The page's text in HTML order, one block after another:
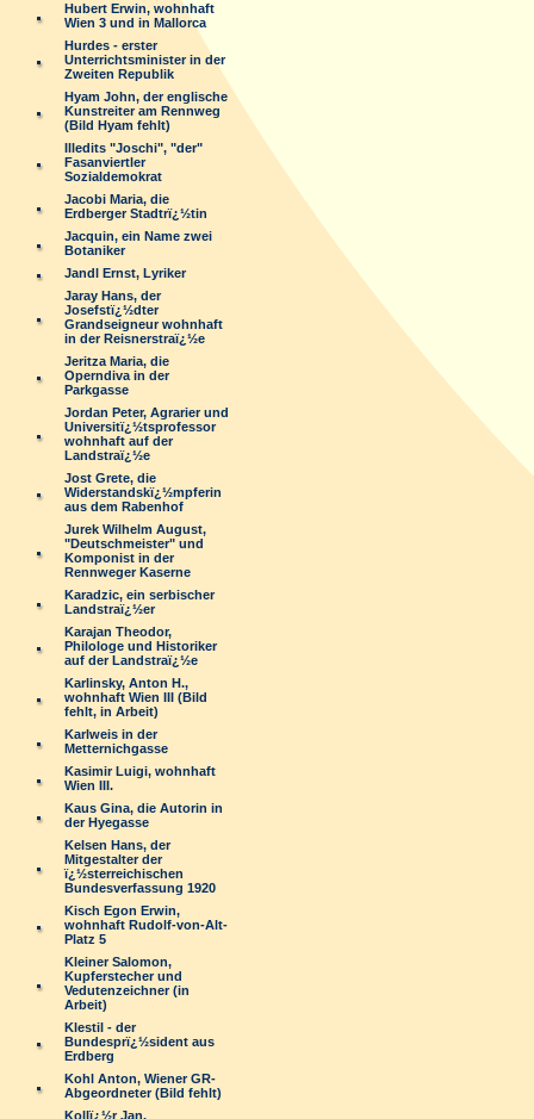
Hubert Erwin, wohnhaft
Wien 3 und in Mallorca
Hurdes - erster
Unterrichtsminister in der
Zweiten Republik
Hyam John, der englische
Kunstreiter am Rennweg
(Bild Hyam fehlt)
Illedits "Joschi", "der"
Fasanviertler
Sozialdemokrat
Jacobi Maria, die
Erdberger Stadtrï¿½tin
Jacquin, ein Name zwei
Botaniker
Jandl Ernst, Lyriker
Jaray Hans, der
Josefstï¿½dter
Grandseigneur wohnhaft
in der Reisnerstraï¿½e
Jeritza Maria, die
Operndiva in der
Parkgasse
Jordan Peter, Agrarier und
Universitï¿½tsprofessor
wohnhaft auf der
Landstraï¿½e
Jost Grete, die
Widerstandskï¿½mpferin
aus dem Rabenhof
Jurek Wilhelm August,
"Deutschmeister" und
Komponist in der
Rennweger Kaserne
Karadzic, ein serbischer
Landstraï¿½er
Karajan Theodor,
Philologe und Historiker
auf der Landstraï¿½e
Karlinsky, Anton H.,
wohnhaft Wien III (Bild
fehlt, in Arbeit)
Karlweis in der
Metternichgasse
Kasimir Luigi, wohnhaft
Wien III.
Kaus Gina, die Autorin in
der Hyegasse
Kelsen Hans, der
Mitgestalter der
ï¿½sterreichischen
Bundesverfassung 1920
Kisch Egon Erwin,
wohnhaft Rudolf-von-Alt-
Platz 5
Kleiner Salomon,
Kupferstecher und
Vedutenzeichner (in
Arbeit)
Klestil - der
Bundesprï¿½sident aus
Erdberg
Kohl Anton, Wiener GR-
Abgeordneter (Bild fehlt)
Kollï¿½r Jan,